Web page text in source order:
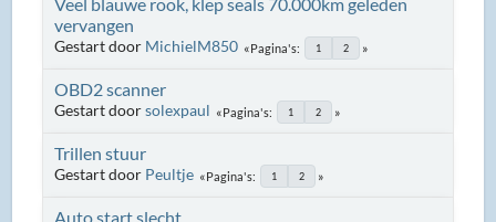
vervangen
Gestart door MichielM850 Pagina's 1 2
OBD2 scanner
Gestart doorsolexpaul Pagina's 1 2
Trillen stuur
Gestart door Peultje Pagina's 1 2
Auto start slecht